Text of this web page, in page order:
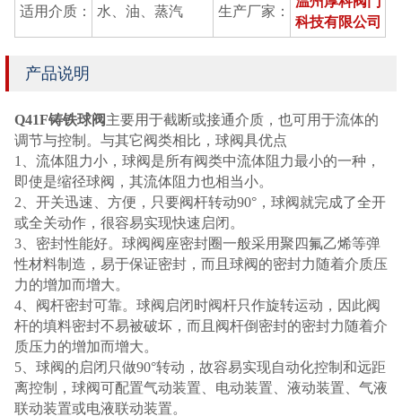
适用介质： 水、油、蒸汽 生产厂家：
科技有限公司
产品说明
Q41F铸铁球阀主要用于截断或接通介质，也可用于流体的
调节与控制。与其它阀类相比，球阀具优点
1、流体阻力小，球阀是所有阀类中流体阻力最小的一种，
即使是缩径球阀，其流体阻力也相当小。
2、开关迅速、方便，只要阀杆转动90°，球阀就完成了全开
或全关动作，很容易实现快速启闭。
3、密封性能好。球阀阀座密封圈一般采用聚四氟乙烯等弹
性材料制造，易于保证密封，而且球阀的密封力随着介质压
力的增加而增大。
4、阀杆密封可靠。球阀启闭时阀杆只作旋转运动，因此阀
杆的填料密封不易被破坏，而且阀杆倒密封的密封力随着介
质压力的增加而增大。
5、球阀的启闭只做90°转动，故容易实现自动化控制和远距
离控制，球阀可配置气动装置、电动装置、液动装置、气液
联动装置或电液联动装置。